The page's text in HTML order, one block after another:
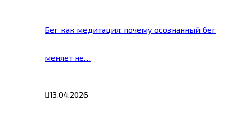
Бег как медитация: почему осознанный бег
меняет не…
13.04.2026